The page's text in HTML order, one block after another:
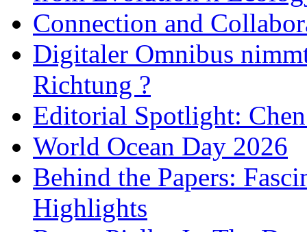
Connection and
Digitaler Omnibus
Richtung ?
Editorial Spotlight:
World Ocean Day 2026
Behind the Papers:
Highlights